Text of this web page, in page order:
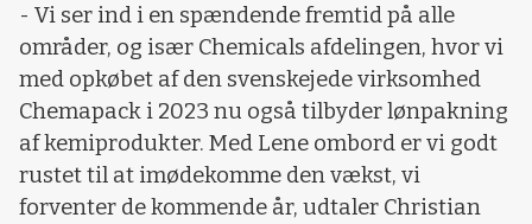
- Vi ser ind i en spændende fremtid på alle
områder, og især Chemicals afdelingen, hvor vi
med opkøbet af den svenskejede virksomhed
Chemapack i 2023 nu også tilbyder lønpakning
af kemiprodukter. Med Lene ombord er vi godt
rustet til at imødekomme den vækst, vi
forventer de kommende år, udtaler Christian